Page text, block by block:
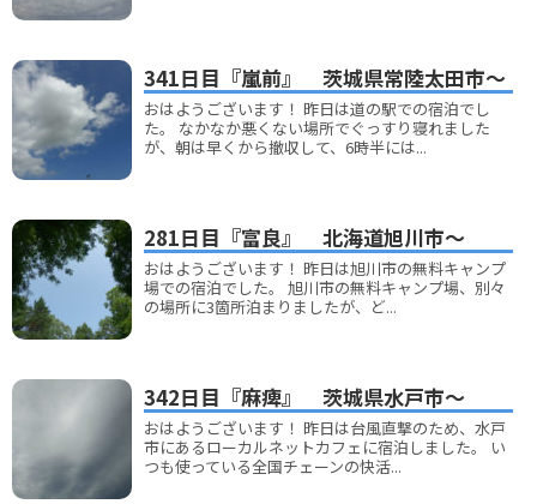
341日目『嵐前』 茨城県常陸太田市～
おはようございます！ 昨日は道の駅での宿泊でし
た。 なかなか悪くない場所でぐっすり寝れました
が、朝は早くから撤収して、6時半には...
281日目『富良』 北海道旭川市～
おはようございます！ 昨日は旭川市の無料キャンプ
場での宿泊でした。 旭川市の無料キャンプ場、別々
の場所に3箇所泊まりましたが、ど...
342日目『麻痺』 茨城県水戸市～
おはようございます！ 昨日は台風直撃のため、水戸
市にあるローカルネットカフェに宿泊しました。 い
つも使っている全国チェーンの快活...